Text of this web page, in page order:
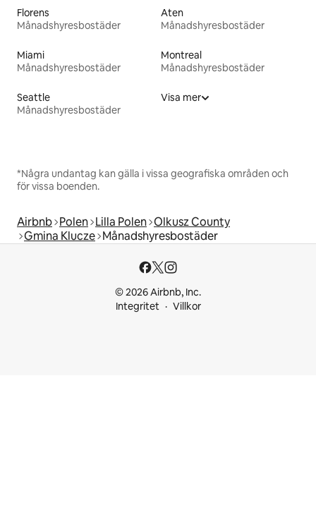
Florens
Månadshyresbostäder
Aten
Månadshyresbostäder
Miami
Månadshyresbostäder
Montreal
Månadshyresbostäder
Seattle
Månadshyresbostäder
Visa mer
*Några undantag kan gälla i vissa geografiska områden och
för vissa boenden.
Airbnb Polen Lilla Polen Olkusz County
Gmina Klucze Månadshyresbostäder
© 2026 Airbnb, Inc.
Integritet
Villkor